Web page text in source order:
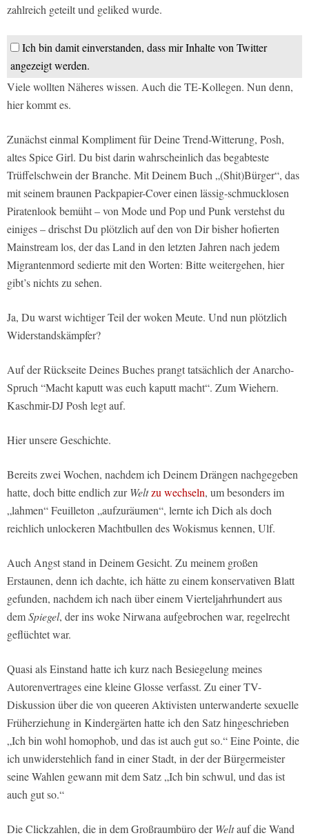
zahlreich geteilt und geliked wurde.
Ich bin damit einverstanden, dass mir Inhalte von Twitter
angezeigt werden.
Viele wollten Näheres wissen. Auch die TE-Kollegen. Nun denn,
hier kommt es.
Zunächst einmal Kompliment für Deine Trend-Witterung, Posh,
altes Spice Girl. Du bist darin wahrscheinlich das begabteste
Trüffelschwein der Branche. Mit Deinem Buch „(Shit)Bürger“, das
mit seinem braunen Packpapier-Cover einen lässig-schmucklosen
Piratenlook bemüht – von Mode und Pop und Punk verstehst du
einiges – drischst Du plötzlich auf den von Dir bisher hofierten
Mainstream los, der das Land in den letzten Jahren nach jedem
Migrantenmord sedierte mit den Worten: Bitte weitergehen, hier
gibt’s nichts zu sehen.
Ja, Du warst wichtiger Teil der woken Meute. Und nun plötzlich
Widerstandskämpfer?
Auf der Rückseite Deines Buches prangt tatsächlich der Anarcho-
Spruch “Macht kaputt was euch kaputt macht“. Zum Wiehern.
Kaschmir-DJ Posh legt auf.
Hier unsere Geschichte.
Bereits zwei Wochen, nachdem ich Deinem Drängen nachgegeben
hatte, doch bitte endlich zurWeltzu wechseln, um besonders im
„lahmen“ Feuilleton „aufzuräumen“, lernte ich Dich als doch
reichlich unlockeren Machtbullen des Wokismus kennen, Ulf.
Auch Angst stand in Deinem Gesicht. Zu meinem großen
Erstaunen, denn ich dachte, ich hätte zu einem konservativen Blatt
gefunden, nachdem ich nach über einem Vierteljahrhundert aus
demSpiegel, der ins woke Nirwana aufgebrochen war, regelrecht
geflüchtet war.
Quasi als Einstand hatte ich kurz nach Besiegelung meines
Autorenvertrages eine kleine Glosse verfasst. Zu einer TV-
Diskussion über die von queeren Aktivisten unterwanderte sexuelle
Früherziehung in Kindergärten hatte ich den Satz hingeschrieben
„Ich bin wohl homophob, und das ist auch gut so.“ Eine Pointe, die
ich unwiderstehlich fand in einer Stadt, in der der Bürgermeister
seine Wahlen gewann mit dem Satz „Ich bin schwul, und das ist
auch gut so.“
Die Clickzahlen, die in dem Großraumbüro derWeltauf die Wand